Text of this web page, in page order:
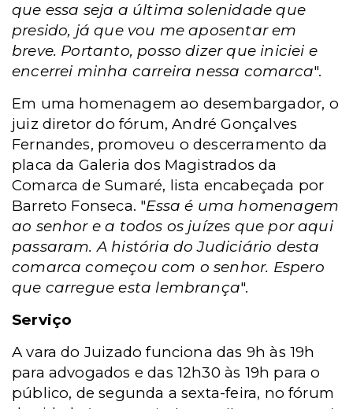
que essa seja a última solenidade que
presido, já que vou me aposentar em
breve. Portanto, posso dizer que iniciei e
encerrei minha carreira nessa comarca".
Em uma homenagem ao desembargador, o
juiz diretor do fórum, André Gonçalves
Fernandes, promoveu o descerramento da
placa da Galeria dos Magistrados da
Comarca de Sumaré, lista encabeçada por
Barreto Fonseca. "Essa é uma homenagem
ao senhor e a todos os juízes que por aqui
passaram. A história do Judiciário desta
comarca começou com o senhor. Espero
que carregue esta lembrança".
Serviço
A vara do Juizado funciona das 9h às 19h
para advogados e das 12h30 às 19h para o
público, de segunda a sexta-feira, no fórum